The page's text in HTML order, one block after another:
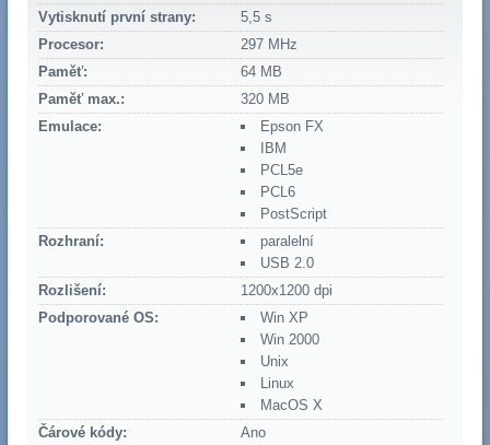
Vytisknutí první strany:
5,5 s
Procesor:
297 MHz
Paměť:
64 MB
Paměť max.:
320 MB
Emulace:
Epson FX
IBM
PCL5e
PCL6
PostScript
Rozhraní:
paralelní
USB 2.0
Rozlišení:
1200x1200 dpi
Podporované OS:
Win XP
Win 2000
Unix
Linux
MacOS X
Čárové kódy:
Ano